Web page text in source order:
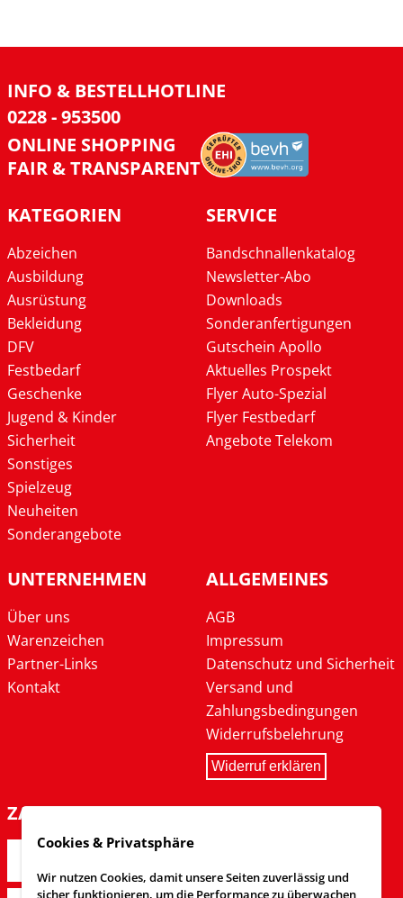
INFO & BESTELLHOTLINE
0228 - 953500
ONLINE SHOPPING
FAIR & TRANSPARENT
KATEGORIEN
Abzeichen
Ausbildung
Ausrüstung
Bekleidung
DFV
Festbedarf
Geschenke
Jugend & Kinder
Sicherheit
Sonstiges
Spielzeug
Neuheiten
Sonderangebote
SERVICE
Bandschnallenkatalog
Newsletter-Abo
Downloads
Sonderanfertigungen
Gutschein Apollo
Aktuelles Prospekt
Flyer Auto-Spezial
Flyer Festbedarf
Angebote Telekom
UNTERNEHMEN
Über uns
Warenzeichen
Partner-Links
Kontakt
ALLGEMEINES
AGB
Impressum
Datenschutz und Sicherheit
Versand und
Zahlungsbedingungen
Widerrufsbelehrung
Widerruf erklären
ZAHLARTEN
Cookies & Privatsphäre
Wir nutzen Cookies, damit unsere Seiten zuverlässig und
sicher funktionieren, um die Performance zu überwachen